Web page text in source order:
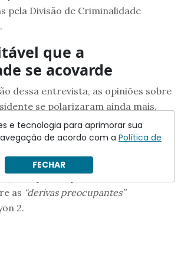
pela Divisão de Criminalidade
que a
se acovarde
dessa entrevista, as opiniões sobre
se polarizaram ainda mais.
Les Républicains na região
Alpes,
Laurent Wauquiez
Superior que conduza uma
as “derivas preocupantes”
2.
e tecnologia para aprimorar sua
de acordo com a Política de
FECHAR